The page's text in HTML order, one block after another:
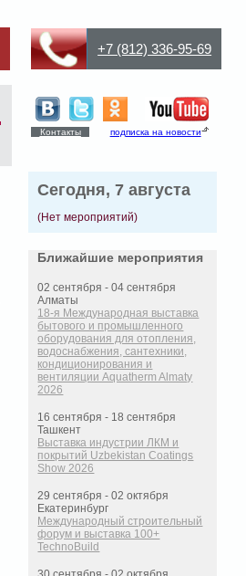
+7 (812) 336-95-69
Контакты подписка на новости
Сегодня, 7 августа
(Нет мероприятий)
Ближайшие мероприятия
02 сентября - 04 сентября
Алматы
18-я Международная выставка
бытового и промышленного
оборудования для отопления,
водоснабжения, сантехники,
кондиционирования и
вентиляции Aquatherm Almaty
2026
16 сентября - 18 сентября
Ташкент
Выставка индустрии ЛКМ и
покрытий Uzbekistan Coatings
Show 2026
29 сентября - 02 октября
Екатеринбург
Международный строительный
форум и выставка 100+
TechnoBuild